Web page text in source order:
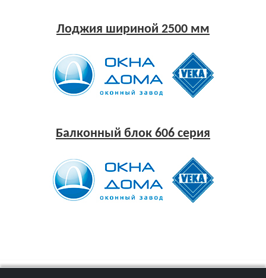
Лоджия шириной 2500 мм
Балконный блок 606 серия